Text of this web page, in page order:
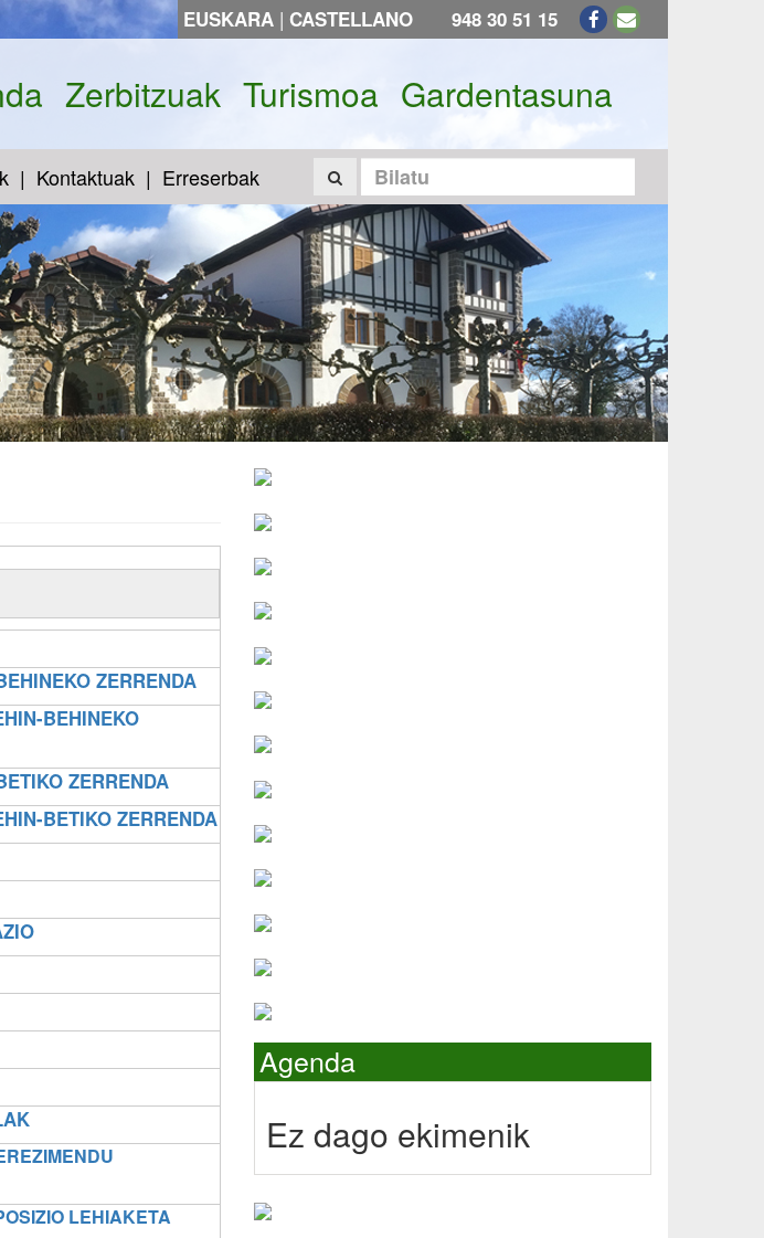
EUSKARA | CASTELLANO 948 30 51 15
Zerbitzuak Turismoa Gardentasuna
Kontaktuak Erreserbak
ZERRENDA
BEHINEKO
ZERRENDA
BETIKO ZERRENDA
LEHIAKETA
Agenda
Ez dago ekimenik